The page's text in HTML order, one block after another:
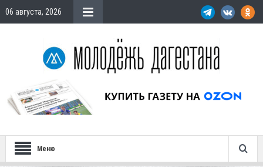
06 августа, 2026
Меню